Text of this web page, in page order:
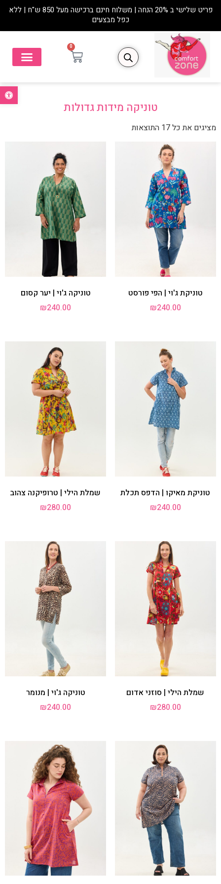
פתח
פריט שלישי ב 20% הנחה | משלוח חינם ברכישה מעל 850 ש"ח | ללא
כפל מבצעים
0
טוניקה מידות גדולות
מציגים את כל ⁦17⁩ התוצאות
טוניקת ג'וי | הפי פורסט
₪240.00
טוניקה ג'וי | יער קסום
₪240.00
טוניקת מאיקו | הדפס תכלת
₪240.00
שמלת הילי | טרופיקנה צהוב
₪280.00
שמלת הילי | סוזני אדום
₪280.00
טוניקה ג'וי | מנומר
₪240.00